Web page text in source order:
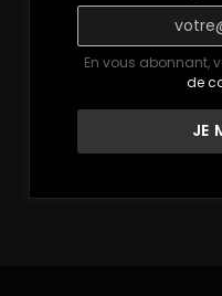
En vous abonnant,
de